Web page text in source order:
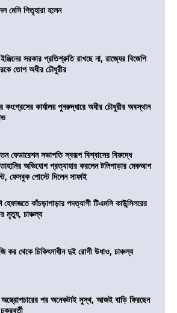
মেসি পিতৃহারা হলেন
সরকার প্রতিশ্রুতি রাখছে না, রাজ্যের বিজেপি
তোপ অধীর চৌধুরীর
কংগ্রেসের কার্যালয় পুনরুদ্ধারে অধীর চৌধুরীর অবস্থান
ফেডারেশন সভাপতি স্বরূপ বিশ্বাসের বিরুদ্ধে
অভিযোগ প্রত্যাহার করলেন টলিপাড়ার মেকআপ
ফেসবুক পোস্টে দিলেন সাফাই
হেফাজতে কাঁচড়াপাড়ার পদত্যাগী টিএমসি কাউন্সিলরের
মৃত্যু, চাঞ্চল্য
কর থেকে চিকিৎসাধীন দুই রোগী উধাও, চাঞ্চল্য
পর অনেকটাই সুস্থ, আজই বাড়ি ফিরছেন